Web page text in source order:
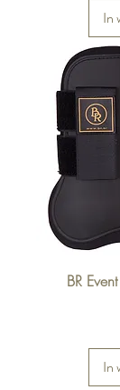
In
BR
In